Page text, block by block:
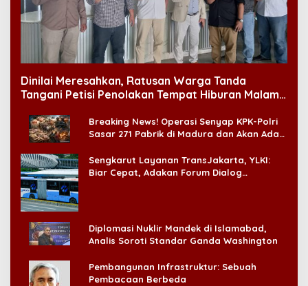
Dinilai Meresahkan, Ratusan Warga Tanda
Tangani Petisi Penolakan Tempat Hiburan Malam
Breaking News! Operasi Senyap KPK-Polri
Sasar 271 Pabrik di Madura dan Akan Ada
Sengkarut Layanan TransJakarta, YLKI:
Biar Cepat, Adakan Forum Dialog
Diplomasi Nuklir Mandek di Islamabad,
Analis Soroti Standar Ganda Washington
Pembangunan Infrastruktur: Sebuah
Pembacaan Berbeda